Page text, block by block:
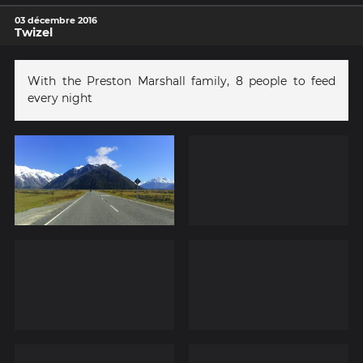
03 décembre 2016
Twizel
With the Preston Marshall family, 8 people to feed
every night